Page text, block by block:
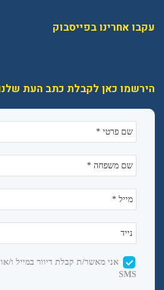
עקבו אחרינו בפייסבוק
הירשמו כאן לקבלת כתב העת